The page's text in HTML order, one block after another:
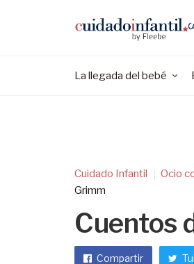
La llegada del bebé
Cuidado Infantil Ocio
Grimm
Cuentos
Compartir